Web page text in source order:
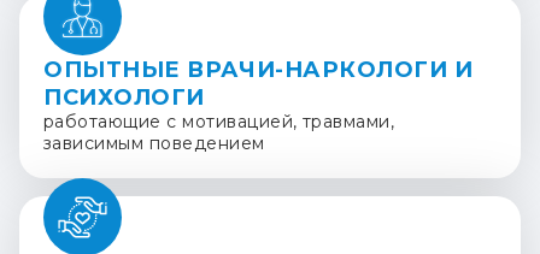
ОПЫТНЫЕ ВРАЧИ-НАРКОЛОГИ И
ПСИХОЛОГИ
работающие с мотивацией, травмами,
зависимым поведением